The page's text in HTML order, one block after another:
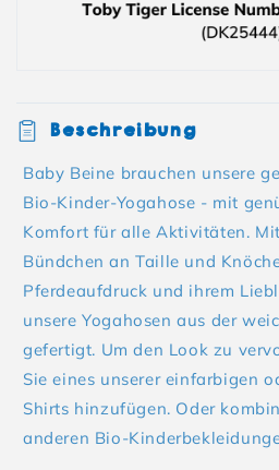
Beschreibung
Baby Beine brauchen unsere
Bio-Kinder-Yogahose - mit
Komfort für alle Aktivitäten.
Bündchen an Taille und
Pferdeaufdruck und ihrem
unsere Yogahosen aus der
gefertigt. Um den Look zu
Sie eines unserer einfarbigen
Shirts hinzufügen. Oder
anderen Bio-